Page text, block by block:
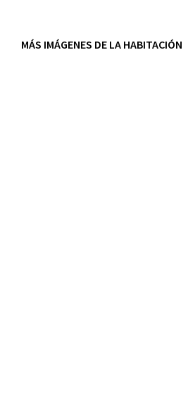
MÁS IMÁGENES DE LA HABITACIÓN